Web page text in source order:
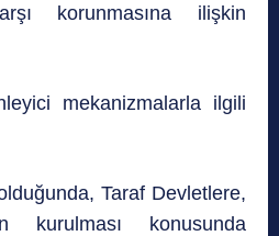
korunmasına ilişkin
mekanizmalarla ilgili
Taraf Devletlere,
kurulması konusunda